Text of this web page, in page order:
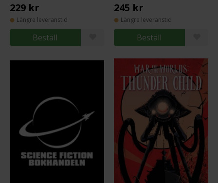
229 kr
Längre leveranstid
Beställ
245 kr
Längre leveranstid
Beställ